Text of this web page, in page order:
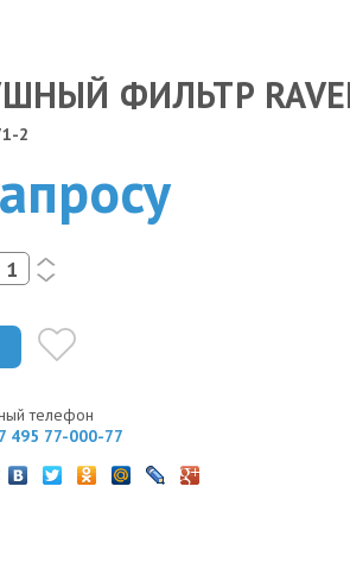
ФИЛЬТР
2
<
>
телефон
495 77-000-77